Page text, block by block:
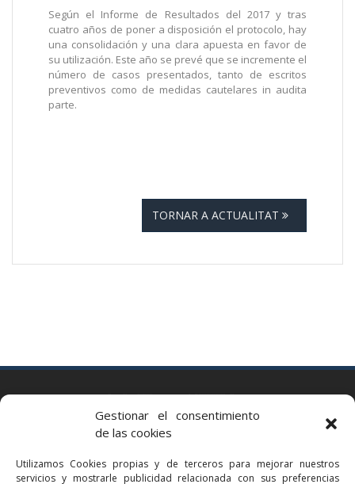
Gestionar el consentimiento
de las cookies
Utilizamos Cookies propias y de terceros para mejorar nuestros
servicios y mostrarle publicidad relacionada con sus preferencias
Según el Informe de Resultados del 2017 y tras
cuatro años de poner a dis­posición el protocolo, hay
una consolida­ción y una clara apuesta en favor de
su utilización. Este año se prevé que se incremente el
número de casos presentados, tanto de escritos
preventivos como de medidas cautelares in audita
parte.
TORNAR A ACTUALITAT
Via Augusta 2 bis, 3º, 08006 Barcelona
bcn@bellavistalegal.eu